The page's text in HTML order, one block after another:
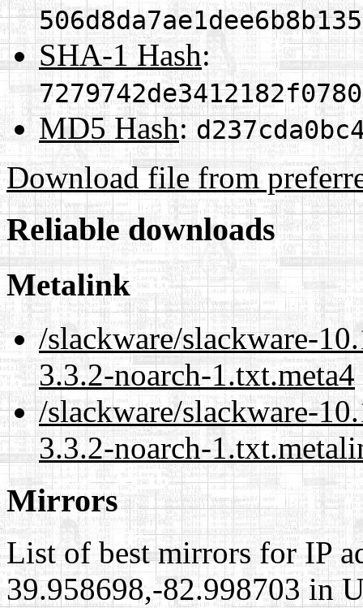
SHA-1 Hash:
MD5 Hash:
Download file from
Reliable downloads
Metalink
/slackware/slackware-
3.3.2-noarch-1.txt.meta4
/slackware/slackware-
3.3.2-noarch-
Mirrors
List of best mirrors for IP
39.958698,-82.998703 in